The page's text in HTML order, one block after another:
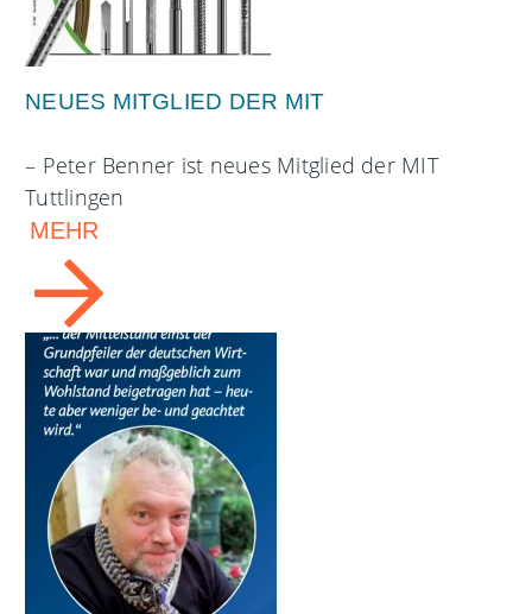
NEUES MITGLIED DER MIT
– Peter Benner ist neues Mitglied der MIT
Tuttlingen
MEHR